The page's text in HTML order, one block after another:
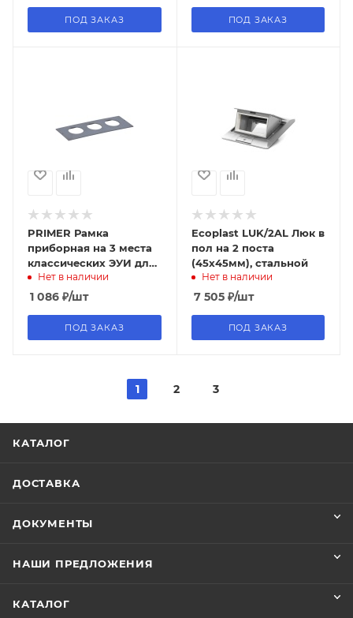
ПОД ЗАКАЗ ПОД ЗАКАЗ
PRIMER Рамка
приборная на 3 места
классических ЭУИ для
лючка ONFLOOR 24 IEK
Нет в наличии
1 086 ₽/шт
ПОД ЗАКАЗ
Ecoplast LUK/2AL Люк в
пол на 2 поста
(45х45мм), стальной
Нет в наличии
7 505₽/шт
ПОД ЗАКАЗ
1 2 3
КАТАЛОГ
ДОСТАВКА
ДОКУМЕНТЫ
НАШИ ПРЕДЛОЖЕНИЯ
КАТАЛОГ